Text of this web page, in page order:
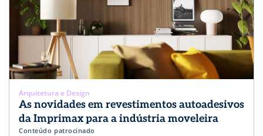
Arquitetura e Design
As novidades em revestimentos autoadesivos
da Imprimax para a indústria moveleira
Conteúdo patrocinado